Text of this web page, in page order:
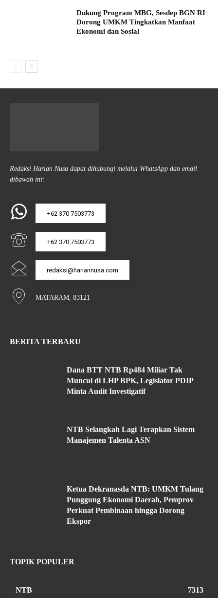
Dukung Program MBG, Sesdep BGN RI
Dorong UMKM Tingkatkan Manfaat
Ekonomi dan Sosial
Redaksi Harian Nusa dapat dihubungi melalui WhatsApp dan email
dibawah ini:
+62 370 7503773
+62 370 7503773
redaksi@hariannusa.com
MATARAM, 83121
BERITA TERBARU
Dana BTT NTB Rp484 Miliar Tak
Muncul di LHP BPK, Legislator PDIP
Minta Audit Investigatif
NTB Selangkah Lagi Terapkan Sistem
Manajemen Talenta ASN
Ketua Dekranasda NTB: UMKM Tulang
Punggung Ekonomi Daerah, Pemprov
Perkuat Pembinaan hingga Dorong
Ekspor
TOPIK POPULER
NTB 7313